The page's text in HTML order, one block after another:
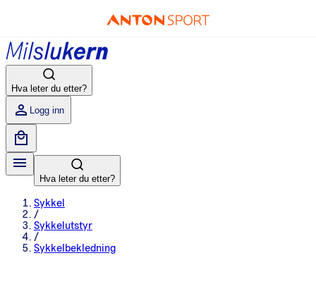
Hva leter du etter?
Logg inn
Hva leter du etter?
Sykkel
/
Sykkelutstyr
/
Sykkelbekledning